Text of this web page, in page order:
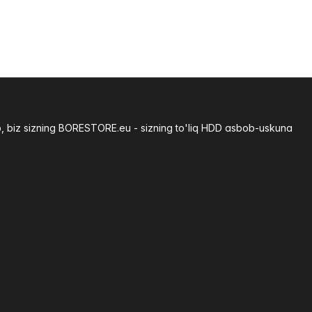
sizning BORESTORE.eu - sizning to'liq HDD asbob-uskuna